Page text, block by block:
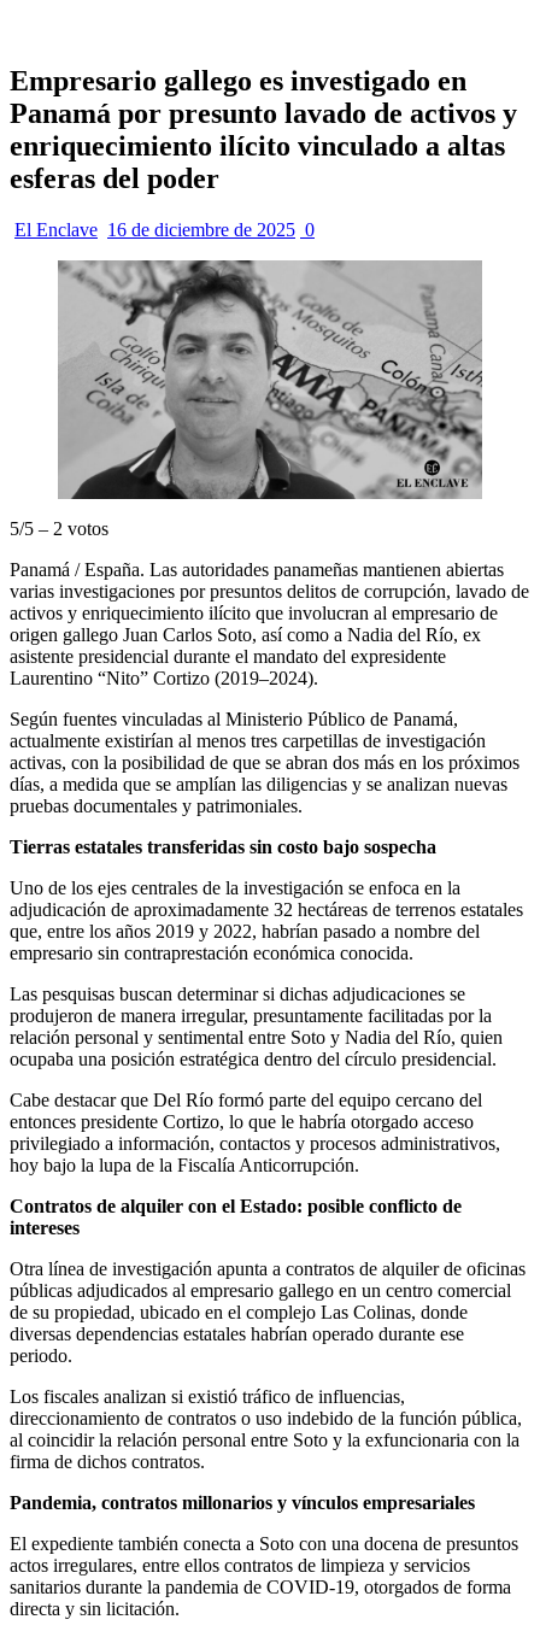
Empresario gallego es investigado en
Panamá por presunto lavado de activos y
enriquecimiento ilícito vinculado a altas
esferas del poder
El Enclave 16 de diciembre de 2025 0
5/5 – 2 votos
Panamá / España. Las autoridades panameñas mantienen abiertas
varias investigaciones por presuntos delitos de corrupción, lavado de
activos y enriquecimiento ilícito que involucran al empresario de
origen gallego Juan Carlos Soto, así como a Nadia del Río, ex
asistente presidencial durante el mandato del expresidente
Laurentino “Nito” Cortizo (2019–2024).
Según fuentes vinculadas al Ministerio Público de Panamá,
actualmente existirían al menos tres carpetillas de investigación
activas, con la posibilidad de que se abran dos más en los próximos
días, a medida que se amplían las diligencias y se analizan nuevas
pruebas documentales y patrimoniales.
Tierras estatales transferidas sin costo bajo sospecha
Uno de los ejes centrales de la investigación se enfoca en la
adjudicación de aproximadamente 32 hectáreas de terrenos estatales
que, entre los años 2019 y 2022, habrían pasado a nombre del
empresario sin contraprestación económica conocida.
Las pesquisas buscan determinar si dichas adjudicaciones se
produjeron de manera irregular, presuntamente facilitadas por la
relación personal y sentimental entre Soto y Nadia del Río, quien
ocupaba una posición estratégica dentro del círculo presidencial.
Cabe destacar que Del Río formó parte del equipo cercano del
entonces presidente Cortizo, lo que le habría otorgado acceso
privilegiado a información, contactos y procesos administrativos,
hoy bajo la lupa de la Fiscalía Anticorrupción.
Contratos de alquiler con el Estado: posible conflicto de
intereses
Otra línea de investigación apunta a contratos de alquiler de oficinas
públicas adjudicados al empresario gallego en un centro comercial
de su propiedad, ubicado en el complejo Las Colinas, donde
diversas dependencias estatales habrían operado durante ese
periodo.
Los fiscales analizan si existió tráfico de influencias,
direccionamiento de contratos o uso indebido de la función pública,
al coincidir la relación personal entre Soto y la exfuncionaria con la
firma de dichos contratos.
Pandemia, contratos millonarios y vínculos empresariales
El expediente también conecta a Soto con una docena de presuntos
actos irregulares, entre ellos contratos de limpieza y servicios
sanitarios durante la pandemia de COVID-19, otorgados de forma
directa y sin licitación.